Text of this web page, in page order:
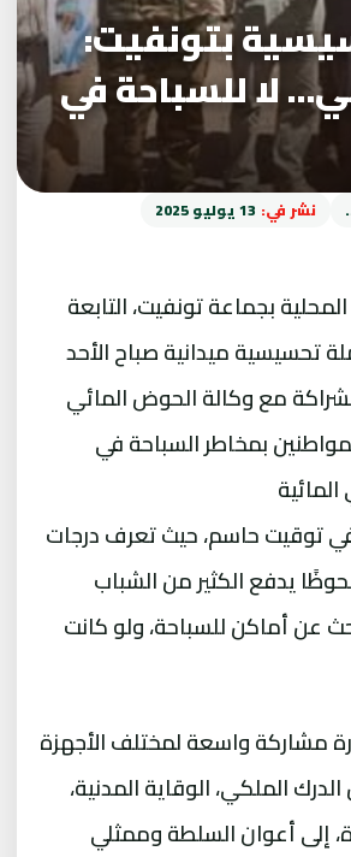
بتونفيت:
لا للسباحة في
نشر في: 13 يوليو 2025
بجماعة تونفيت، التابعة
تحسيسية ميدانية صباح الأحد
2025، بشراكة مع وكالة الحوض المائي
بمخاطر السباحة في
توقيت حاسم، حيث تعرف درجات
يدفع الكثير من الشباب
عن أماكن للسباحة، ولو كانت
مشاركة واسعة لمختلف الأجهزة
الملكي، الوقاية المدنية،
إلى أعوان السلطة وممثلي